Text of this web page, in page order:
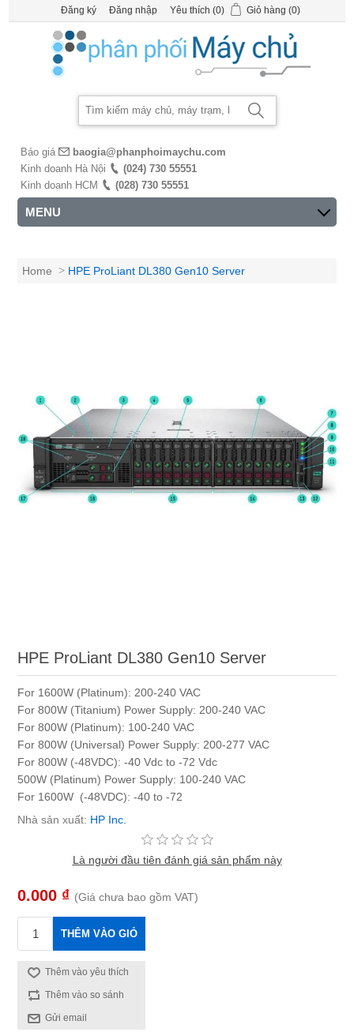
Đăng ký Đăng nhập Yêu thích (0) Giỏ hàng (0)
Báo giá
baogia@phanphoimaychu.com
Kinh doanh Hà Nội
(024) 730 55551
Kinh doanh HCM
(028) 730 55551
MENU
Home > HPE ProLiant DL380 Gen10 Server
HPE ProLiant DL380 Gen10 Server
For 1600W (Platinum): 200-240 VAC
For 800W (Titanium) Power Supply: 200-240 VAC
For 800W (Platinum): 100-240 VAC
For 800W (Universal) Power Supply: 200-277 VAC
For 800W (-48VDC): -40 Vdc to -72 Vdc
500W (Platinum) Power Supply: 100-240 VAC
For 1600W (-48VDC): -40 to -72
Nhà sản xuất: HP Inc.
Là người đầu tiên đánh giá sản phẩm này
0.000 ₫ (Giá chưa bao gồm VAT)
THÊM VÀO GIỎ
Thêm vào yêu thích
Thêm vào so sánh
Gửi email